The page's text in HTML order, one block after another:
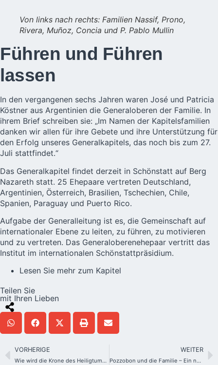
Von links nach rechts: Familien Nassif, Prono,
Rivera, Muñoz, Concia und P. Pablo Mullin
Führen und Führen
lassen
In den vergangenen sechs Jahren waren José und Patricia
Köstner aus Argentinien die Generaloberen der Familie. In
ihrem Brief schreiben sie: „Im Namen der Kapitelsfamilien
danken wir allen für ihre Gebete und ihre Unterstützung für
den Erfolg unseres Generalkapitels, das noch bis zum 27.
Juli stattfindet.“
Das Generalkapitel findet derzeit in Schönstatt auf Berg
Nazareth statt. 25 Ehepaare vertreten Deutschland,
Argentinien, Österreich, Brasilien, Tschechien, Chile,
Spanien, Paraguay und Puerto Rico.
Aufgabe der Generalleitung ist es, die Gemeinschaft auf
internationaler Ebene zu leiten, zu führen, zu motivieren
und zu vertreten. Das Generaloberenehepaar vertritt das
Institut im internationalen Schönstattpräsidium.
Lesen Sie mehr zum Kapitel
Teilen Sie
mit Ihren Lieben
VORHERIGE
Wie wird die Krone des Heiligtums von Belmonte aussehen? Erkenne ihre Bedeutung
WEITER
Pozzobon und die Familie – Ein neuer Blick über die Kampagne hinaus